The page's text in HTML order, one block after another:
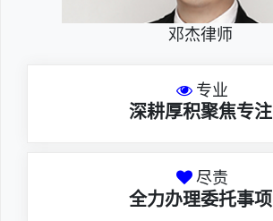
邓杰律师
专业
深耕厚积聚焦专注
尽责
全力办理委托事项